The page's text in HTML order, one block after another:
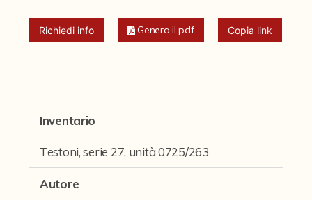
Pubblicazioni
Disegni
Richiedi info Genera il pdf Copia link
Inventario
Testoni, serie 27, unità 0725/263
Autore